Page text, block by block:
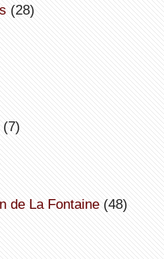
(28)
de La Fontaine(48)